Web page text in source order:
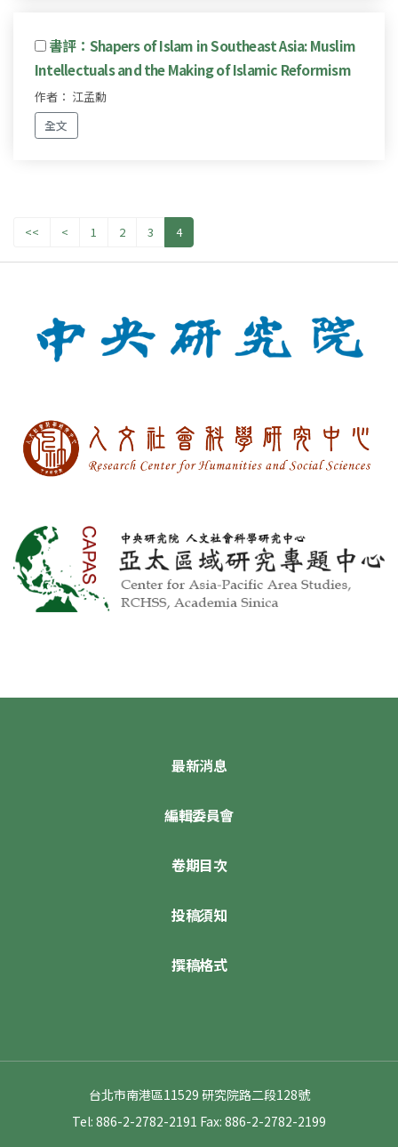
書評：Shapers of Islam in Southeast Asia: Muslim
Intellectuals and the Making of Islamic Reformism
作者： 江孟勳
全文
<< < 1 2 3 4
最新消息
編輯委員會
卷期目次
投稿須知
撰稿格式
台北市南港區11529 研究院路二段128號
Tel: 886-2-2782-2191 Fax: 886-2-2782-2199